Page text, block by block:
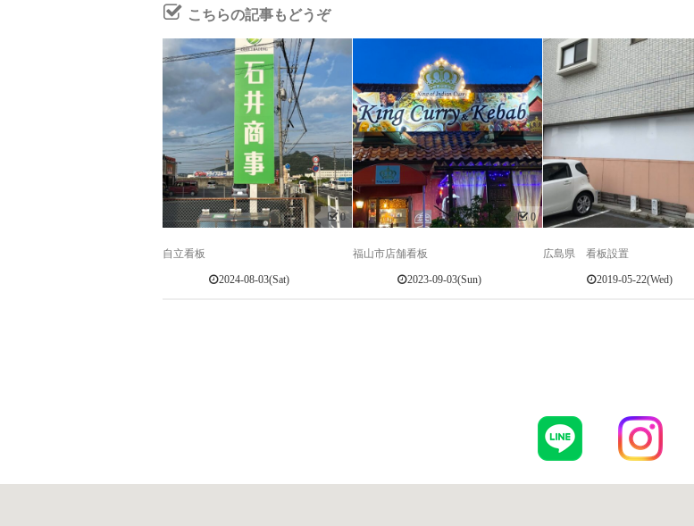
こちらの記事もどうぞ
0
自立看板
2024-08-03(Sat)
0
福山市店舗看板
2023-09-03(Sun)
広島県 看板設置
2019-05-22(Wed)